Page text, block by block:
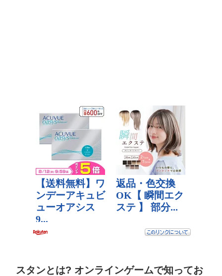
スタンとは? オンラインゲームで知ってお